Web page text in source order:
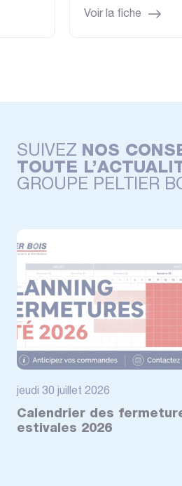
Voir la fiche
SUIVEZ NOS
TOUTE
GROUPE PELTIER
jeudi 30 juillet 2026
Calendrier des
estivales 2026